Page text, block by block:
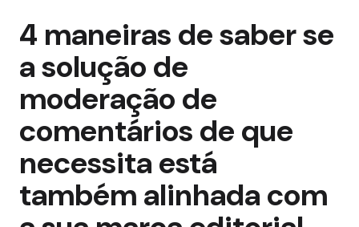
4 maneiras de saber se
a solução de
moderação de
comentários de que
necessita está
também alinhada com